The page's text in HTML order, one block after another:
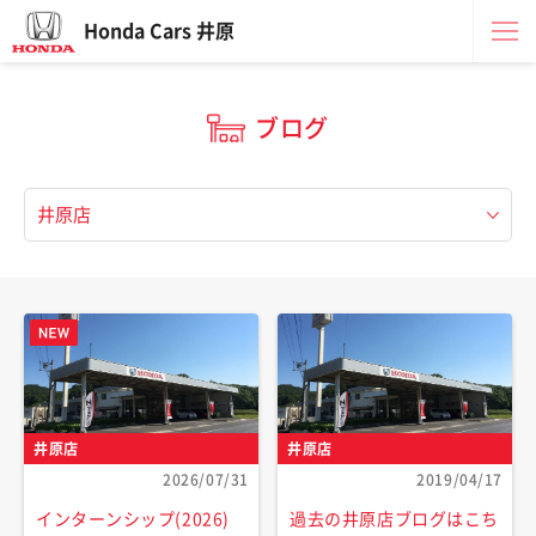
Honda Cars 井原
ブログ
井原店
2026/07/31
インターンシップ(2026)
井原店
2019/04/17
過去の井原店ブログはこち